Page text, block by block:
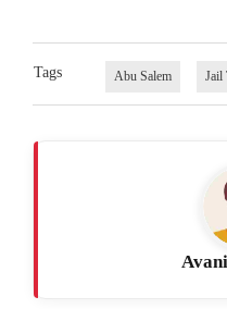
Tags Abu Salem Jail